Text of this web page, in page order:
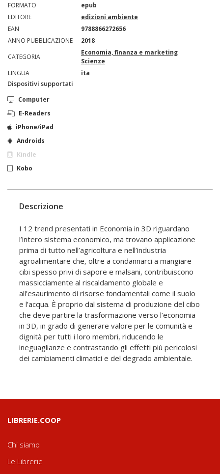
FORMATO
epub
EDITORE
edizioni ambiente
EAN
9788866272656
ANNO PUBBLICAZIONE
2018
CATEGORIA
Economia, finanza e marketing
Scienze
LINGUA
ita
Dispositivi supportati
Computer
E-Readers
iPhone/iPad
Androids
Kindle
Kobo
Descrizione
I 12 trend presentati in Economia in 3D riguardano
l’intero sistema economico, ma trovano applicazione
prima di tutto nell’agricoltura e nell’industria
agroalimentare che, oltre a condannarci a mangiare
cibi spesso privi di sapore e malsani, contribuiscono
massicciamente al riscaldamento globale e
all’esaurimento di risorse fondamentali come il suolo
e l’acqua. È proprio dal sistema di produzione del cibo
che deve partire la trasformazione verso l’economia
in 3D, in grado di generare valore per le comunità e
dignità per tutti i loro membri, riducendo le
ineguaglianze e contrastando gli effetti più pericolosi
dei cambiamenti climatici e del degrado ambientale.
LIBRERIE.COOP
Chi siamo
Le Librerie